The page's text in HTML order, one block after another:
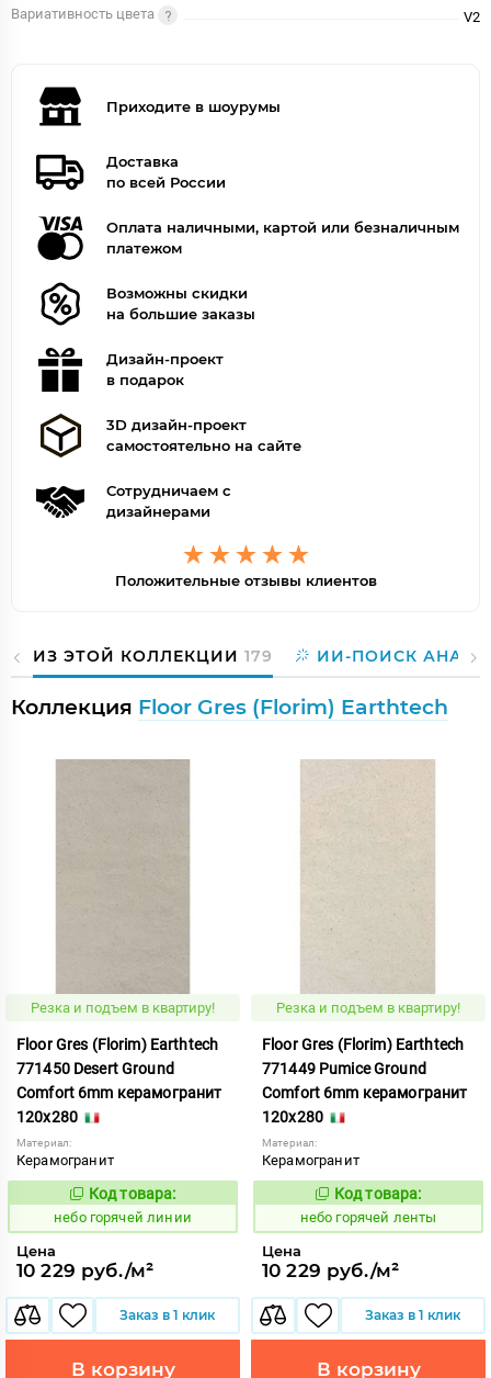
Вариативность цвета
V2
Приходите в шоурумы
Доставка
по всей России
Оплата наличными, картой или безналичным
платежом
Возможны скидки
на большие заказы
Дизайн-проект
в подарок
3D дизайн-проект
самостоятельно на сайте
Сотрудничаем с
дизайнерами
Положительные отзывы клиентов
ИЗ ЭТОЙ КОЛЛЕКЦИИ 179 ИИ-ПОИСК
Коллекция Floor Gres (Florim) Earthtech
Резка и подъем в квартиру!
Floor Gres (Florim) Earthtech
771450 Desert Ground
Comfort 6mm керамогранит
120x280
Материал:
Керамогранит
1112044
Код товара:
небо горячей линии
Цена
10 229 руб./м²
Заказ в 1 клик
В корзину
Резка и подъем в квартиру!
Floor Gres (Florim) Earthtech
771449 Pumice Ground
Comfort 6mm керамогранит
120x280
Материал:
Керамогранит
1112043
Код товара:
небо горячей ленты
Цена
10 229 руб./м²
Заказ в 1 клик
В корзину